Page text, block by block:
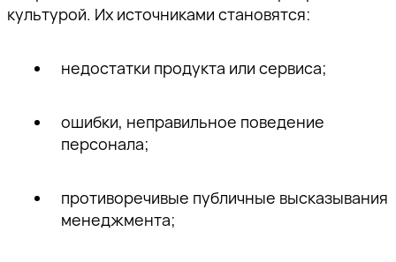
культурой. Их источниками становятся:
недостатки продукта или сервиса;
ошибки, неправильное поведение
персонала;
противоречивые публичные высказывания
менеджмента;